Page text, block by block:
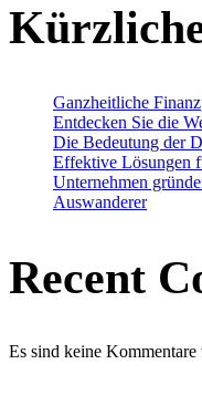
Ganzheitliche
Entdecken Sie die
Die Bedeutung der
Effektive Lösungen
Unternehmen
Auswanderer
Recent
Es sind keine Kommentare